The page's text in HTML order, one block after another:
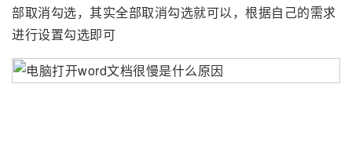
部取消勾选，其实全部取消勾选就可以，根据自己的需求
进行设置勾选即可